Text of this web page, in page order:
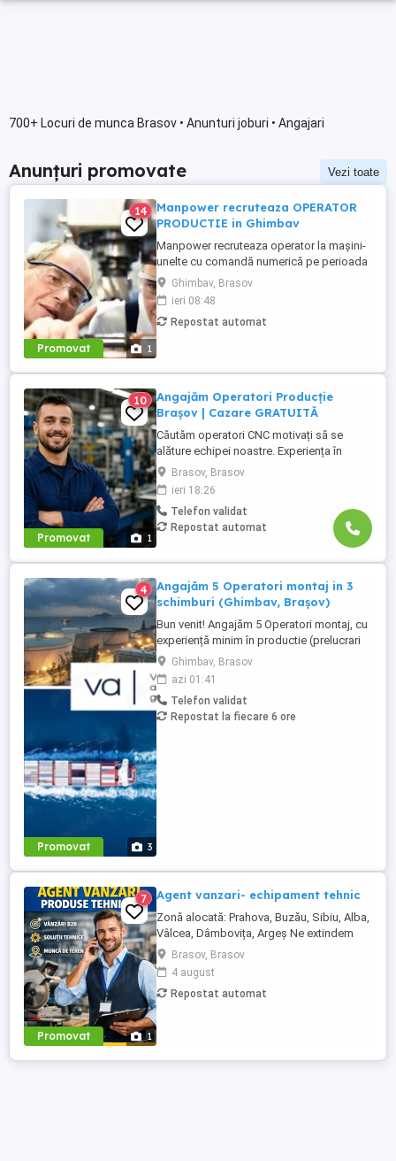
700+ Locuri de munca Brasov • Anunturi joburi • Angajari
Anunțuri promovate Vezi toate
Promovat 1
14
Manpower recruteaza OPERATOR
PRODUCTIE in Ghimbav
Manpower recruteaza operator la maşini-
unelte cu comandă numerică pe perioada
nedeterminata pentru o companie din
Ghimbav conform urmatoarelor cerinte: -
disponibilitate de a lucra in 3 schimburi; -
experienta in productie pe utilaje.
Ghimbav, Brasov
ieri 08:48
Repostat automat
Promovat 1
10
Angajăm Operatori Producție
Brașov | Cazare GRATUITĂ
Căutăm operatori CNC motivați să se
alăture echipei noastre. Experiența în
domeniu reprezintă un avantaj. Oferim:
Cazare GRATUITĂ în apartamente complet
utilate; Pachet salarial atractiv; Transport
local asigurat; Ore suplimentare plătite cu
200%; Spor de noapte de 25%; Prime de
Brasov, Brasov
ieri 18:26
Telefon validat
Repostat automat
Promovat 3
4
Angajăm 5 Operatori montaj in 3
schimburi (Ghimbav, Brașov)
Bun venit! Angajăm 5 Operatori montaj, cu
experiență minim în productie (prelucrari
prin aschiere). Căutăm persoane serioase,
dornice să învețe și să muncească, se va
oferi instruire la locul de muncă. Program:
3 schimburi - schimbul 1: 06.45-14.30 -
schimbul 2: 14.30-22.30 - schimbul 3:
Ghimbav, Brasov
azi 01:41
Telefon validat
Repostat la fiecare 6 ore
Promovat 1
7 Agent vanzari- echipament tehnic
Zonă alocată: Prahova, Buzău, Sibiu, Alba,
Vâlcea, Dâmbovița, Argeș Ne extindem
echipa de vânzări și căutăm un Agent
Vânzări Soluții Tehnice, orientat către
rezultate, cu experiență în vânzări B2B și
interes pentru domeniul tehnic. Candidatul
Brasov, Brasov
4 august
Repostat automat